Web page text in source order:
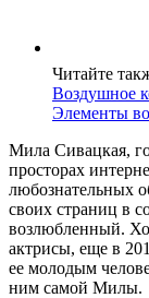
Читайте
Воздушное
Элементы
Мила Сивацкая,
просторах
любознательных
своих страниц в
возлюбленный.
актрисы, еще в
ее молодым
ним самой Милы.